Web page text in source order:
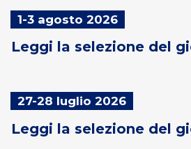
1-3 agosto 2026
Leggi la selezione del
27-28 luglio 2026
Leggi la selezione del